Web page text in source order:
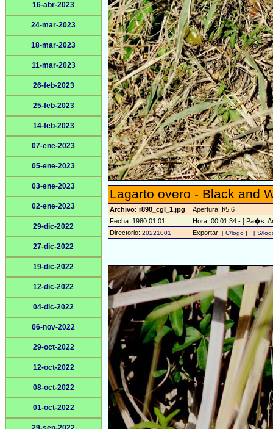
16-abr-2023
24-mar-2023
18-mar-2023
11-mar-2023
26-feb-2023
25-feb-2023
14-feb-2023
07-ene-2023
05-ene-2023
03-ene-2023
02-ene-2023
29-dic-2022
27-dic-2022
19-dic-2022
12-dic-2022
04-dic-2022
06-nov-2022
29-oct-2022
12-oct-2022
08-oct-2022
01-oct-2022
Lagarto overo - Black and
Archivo: r890_cgl_1.jpg
Apertura: f/5.6
Fecha: 1980:01:01
Hora: 00:01:34 - [ Pa�s:
Directorio: 20221001 Exportar: [ C/logo ] - [ S/